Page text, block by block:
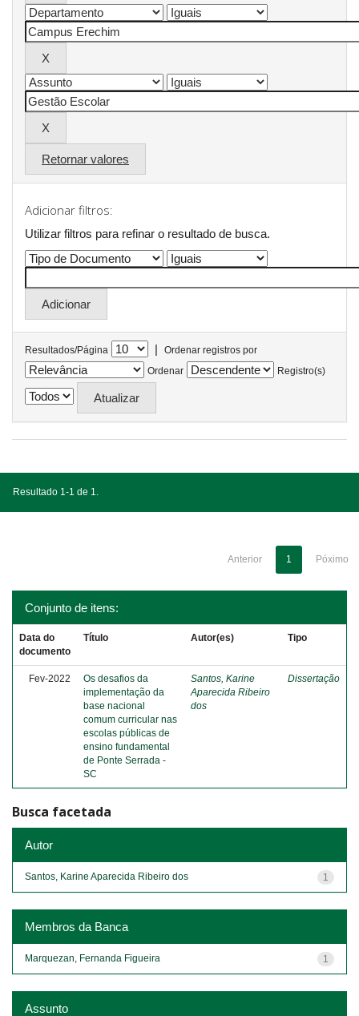
Retornar valores
Adicionar filtros:
Utilizar filtros para refinar o resultado de busca.
Resultados/Página |
Ordenar registros por
Ordenar
Registro(s)
Resultado 1-1 de 1.
Anterior 1 Póximo
Conjunto de itens:
Data do
documento
Título Autor(es) Tipo
Fev-2022
Os desafios da
implementação da
base nacional
comum curricular nas
escolas públicas de
ensino fundamental
de Ponte Serrada -
SC
Santos, Karine
Aparecida Ribeiro
dos
Dissertação
Busca facetada
Autor
1
Santos, Karine Aparecida Ribeiro dos
Membros da Banca
1
Marquezan, Fernanda Figueira
Assunto